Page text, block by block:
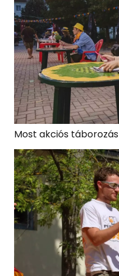
Most akciós